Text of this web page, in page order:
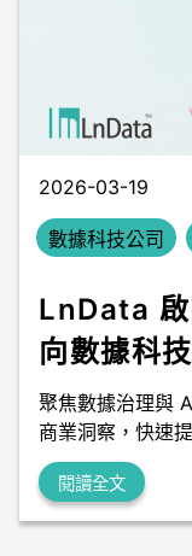
2026-03-19
數據科技公司
LnData
向數據科
聚焦數據治理與
商業洞察，快速
閱讀全文